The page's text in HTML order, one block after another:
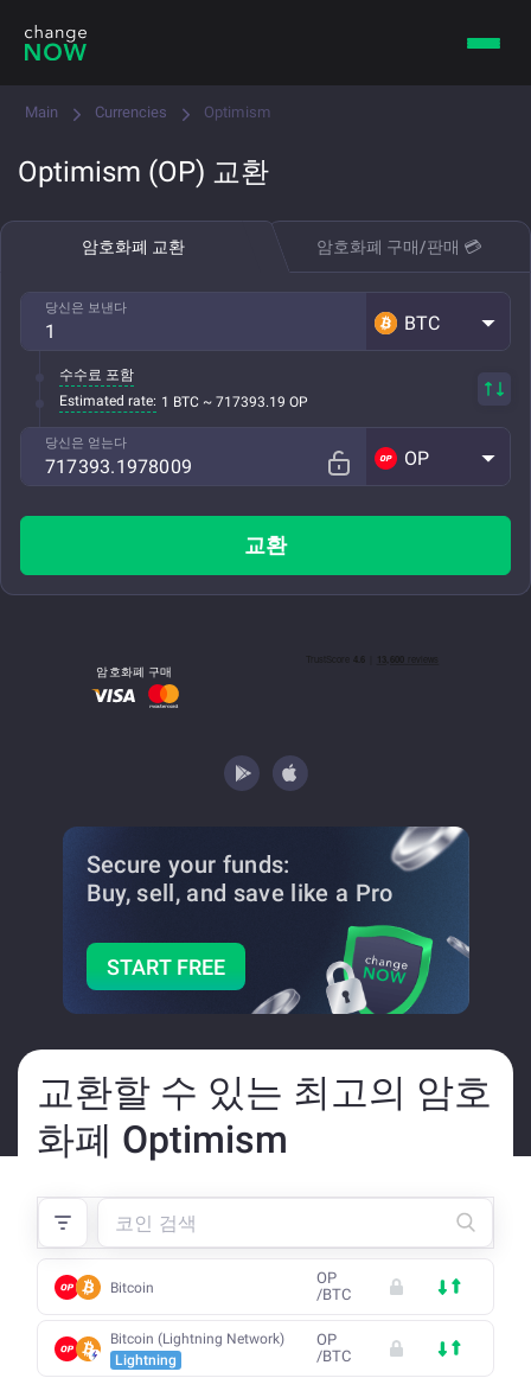
Main Currencies Optimism
Optimism (OP) 교환
암호화폐 교환 암호화폐 구매/판매 💳
당신은 보낸다
BTC
수수료 포함
Estimated rate: 1 BTC ~ 717393.19 OP
당신은 얻는다
OP
교환
암호화폐 구매
Secure your funds:
Buy, sell, and save like a Pro
START FREE
교환할 수 있는 최고의 암호
화폐 Optimism
Bitcoin
OP
/BTC
Bitcoin (Lightning Network)
Lightning
OP
/BTC